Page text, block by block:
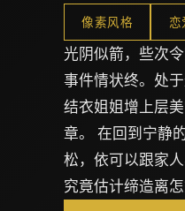
像素风格 恋
光阴似箭，些次
事件情状终。处
结衣姐姐增上层
章。 在回到宁静
松，依可以跟家
究竟估计缔造离